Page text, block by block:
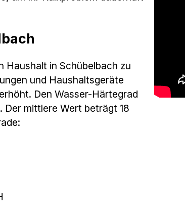
Haushalt in Schübelbach zu
und Haushaltsgeräte
Den Wasser-Härtegrad
mittlere Wert beträgt 18